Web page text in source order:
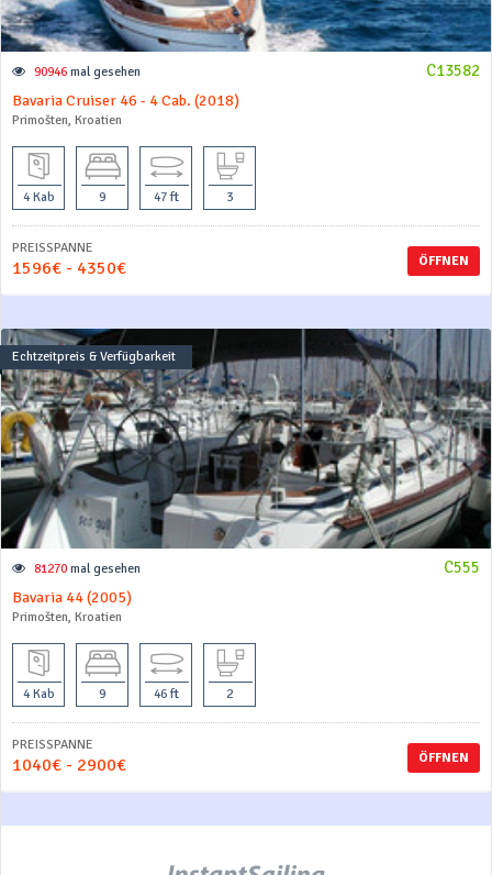
C13582
90946 mal gesehen
Bavaria Cruiser 46 - 4 Cab. (2018)
Primošten, Kroatien
4 Kab 9 47 ft 3
ÖFFNEN
PREISSPANNE
1596€ - 4350€
Echtzeitpreis & Verfügbarkeit
C555
81270 mal gesehen
Bavaria 44 (2005)
Primošten, Kroatien
4 Kab 9 46 ft 2
ÖFFNEN
PREISSPANNE
1040€ - 2900€